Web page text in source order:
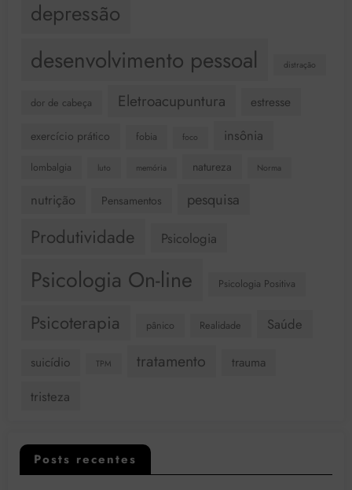
depressão
desenvolvimento pessoal distração
dor de cabeça Eletroacupuntura estresse
exercício prático fobia foco insônia
lombalgia luto memória natureza Norma
nutrição Pensamentos pesquisa
Produtividade Psicologia
Psicologia On-line Psicologia Positiva
Psicoterapia pânico Realidade Saúde
suicídio TPM tratamento trauma
tristeza
Posts recentes